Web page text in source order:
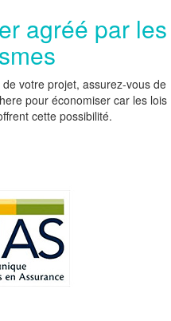
agréé par les
votre projet, assurez-vous de
pour économiser car les lois
cette possibilité.